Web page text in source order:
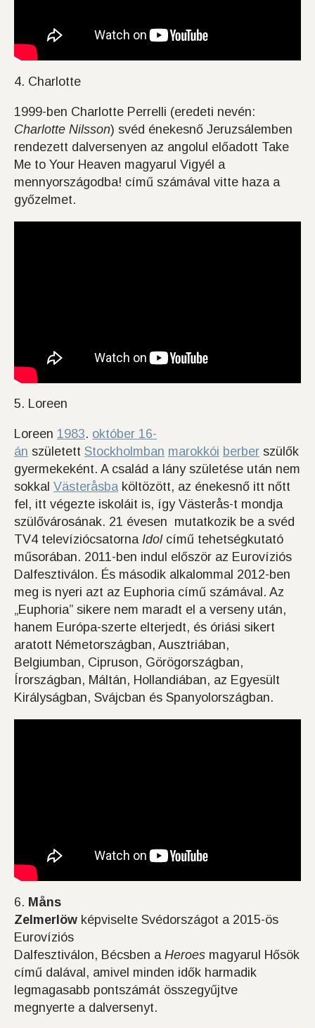
4. Charlotte
1999-ben Charlotte Perrelli (eredeti nevén:
Charlotte Nilsson) svéd énekesnő Jeruzsálemben
rendezett dalversenyen az angolul előadott Take
Me to Your Heaven magyarul Vigyél a
mennyországodba! című számával vitte haza a
győzelmet.
5. Loreen
Loreen 1983. október 16-
án született Stockholmban marokkói berber szülők
gyermekeként. A család a lány születése után nem
sokkal Västeråsbaköltözött, az énekesnő itt nőtt
fel, itt végezte iskoláit is, így Västerås-t mondja
szülővárosának. 21 évesen mutatkozik be a svéd
TV4 televíziócsatorna Idolcímű tehetségkutató
műsorában. 2011-ben indul először az Eurovíziós
Dalfesztiválon. És második alkalommal 2012-ben
meg is nyeri azt az Euphoria című számával. Az
„Euphoria” sikere nem maradt el a verseny után,
hanem Európa-szerte elterjedt, és óriási sikert
aratott Németországban, Ausztriában,
Belgiumban, Cipruson, Görögországban,
Írországban, Máltán, Hollandiában, az Egyesült
Királyságban, Svájcban és Spanyolországban.
6. Måns
Zelmerlöw képviselte Svédországot a 2015-ös
Eurovíziós
Dalfesztiválon, Bécsben a Heroes magyarul Hősök
című dalával, amivel minden idők harmadik
legmagasabb pontszámát összegyűjtve
megnyerte a dalversenyt.